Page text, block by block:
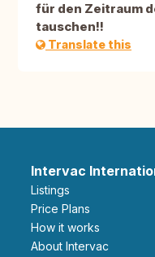
für den Zeitraum
tauschen!!
Translate this
Intervac
Listings
Price Plans
How it works
About Intervac